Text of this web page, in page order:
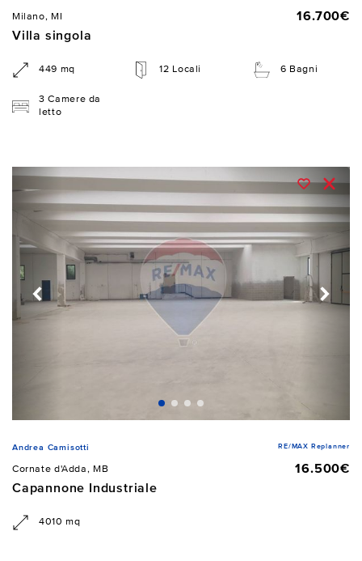
Milano, MI
16.700€
Villa singola
449 mq 12 Locali 6 Bagni
3 Camere da
letto
Andrea Camisotti RE/MAX Replanner
Cornate d'Adda, MB
16.500€
Capannone Industriale
4010 mq